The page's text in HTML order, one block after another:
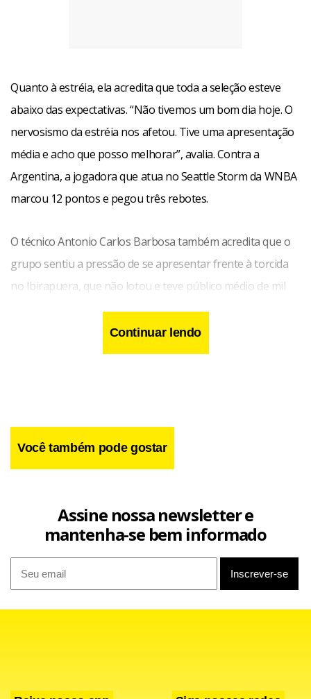
Quanto à estréia, ela acredita que toda a seleção esteve
abaixo das expectativas. “Não tivemos um bom dia hoje. O
nervosismo da estréia nos afetou. Tive uma apresentação
média e acho que posso melhorar”, avalia. Contra a
Argentina, a jogadora que atua no Seattle Storm da WNBA
marcou 12 pontos e pegou três rebotes.
O técnico Antonio Carlos Barbosa também acredita que o
grupo sentiu a pressão de se apresentar frente à torcida
no Ibirapuera, que não lotou e teve público médio de mil
pessoas durante o confronto da seleção. “O time ficava
preocupado. Mesmo sendo jogadoras experientes pesa
jogar um Mundial em casa”, explica.
Continuar lendo
Você também pode gostar
Assine nossa newsletter e
mantenha-se bem informado